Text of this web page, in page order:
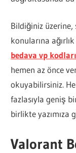
Bildiğiniz
konularına
bedava vp kodları
hemen az önce
okuyabilirsiniz.
fazlasıyla geniş
birlikte yazımıza
Valorant